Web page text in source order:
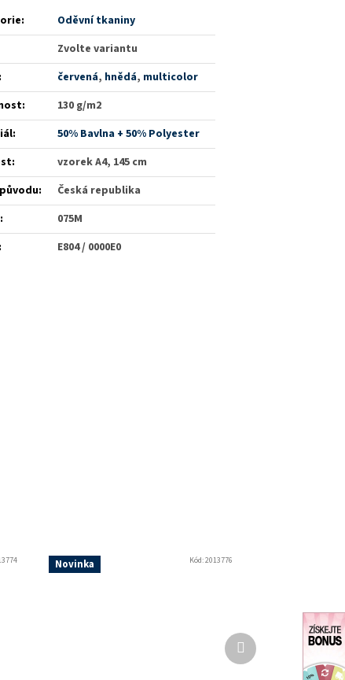
:
Oděvní tkaniny
Zvolte variantu
: červená, hnědá, multicolor
:
130 g/m2
:
50% Bavlna + 50% Polyester
:
vzorek A4, 145 cm
:
Česká republika
:
075M
: E804 / 0000E0
Novinka Kód:2013776
Další
produkt